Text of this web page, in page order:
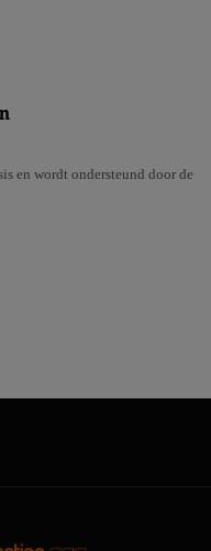
en wordt ondersteund door de